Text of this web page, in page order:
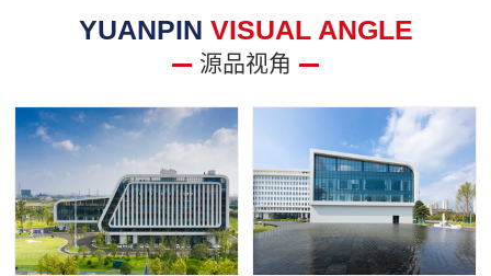
YUANPIN VISUAL ANGLE
源品视角